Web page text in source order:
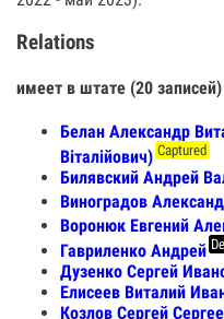
Relations
имеет в штате (20 записей)
Белан Александр
Віталійович) Captured
Билявский Андрей
Виноградов
Воронюк Евгений
Гавриленко Андрей
Дузенко Сергей
Елисеев Виталий
Козлов Сергей